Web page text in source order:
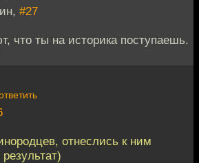
#27
что ты на историка поступаешь.
отнеслись к ним